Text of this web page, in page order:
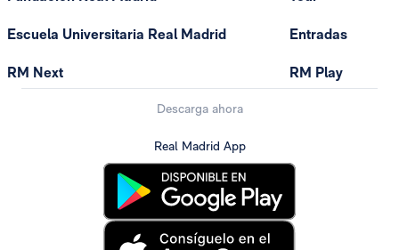
Escuela Universitaria Real Madrid
RM Next
Entradas
RM Play
Descarga ahora
Real Madrid App